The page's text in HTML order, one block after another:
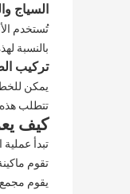
السياج
تُستخدم
بالنسبة
تركيب
يمكن للخط
تتطلب هذه
كيف
تبدأ
تقوم
يقوم